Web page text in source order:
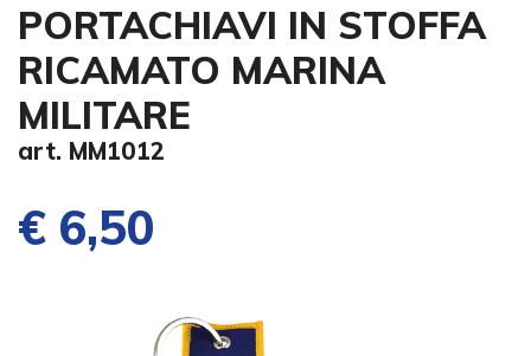
PORTACHIAVI IN STOFFA
RICAMATO MARINA
MILITARE
art. MM1012
€ 6,50